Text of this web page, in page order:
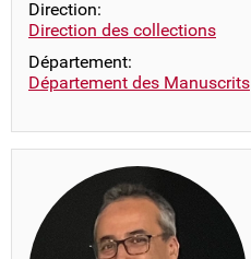
Direction:
Direction des collections
Département:
Département des Manuscrits